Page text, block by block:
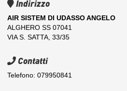
Indirizzo
AIR SISTEM DI UDASSO ANGELO
ALGHERO SS 07041
VIA S. SATTA, 33/35
Contatti
Telefono: 079950841